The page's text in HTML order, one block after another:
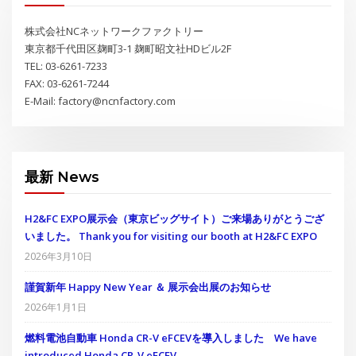
連絡先
株式会社NCネットワークファクトリー
東京都千代田区麹町3-1 麹町昭文社HDビル2F
TEL: 03-6261-7233
FAX: 03-6261-7244
最新 News
H2&FC EXPO展示会（東京ビッグサイト）ご来場ありがとうござ
いました。 Thank you for visiting our booth at H2&FC EXPO
2026年3月10日
謹賀新年 Happy New Year ＆ 展示会出展のお知らせ
2026年1月1日
燃料電池自動車 Honda CR-V eFCEVを導入しました We have